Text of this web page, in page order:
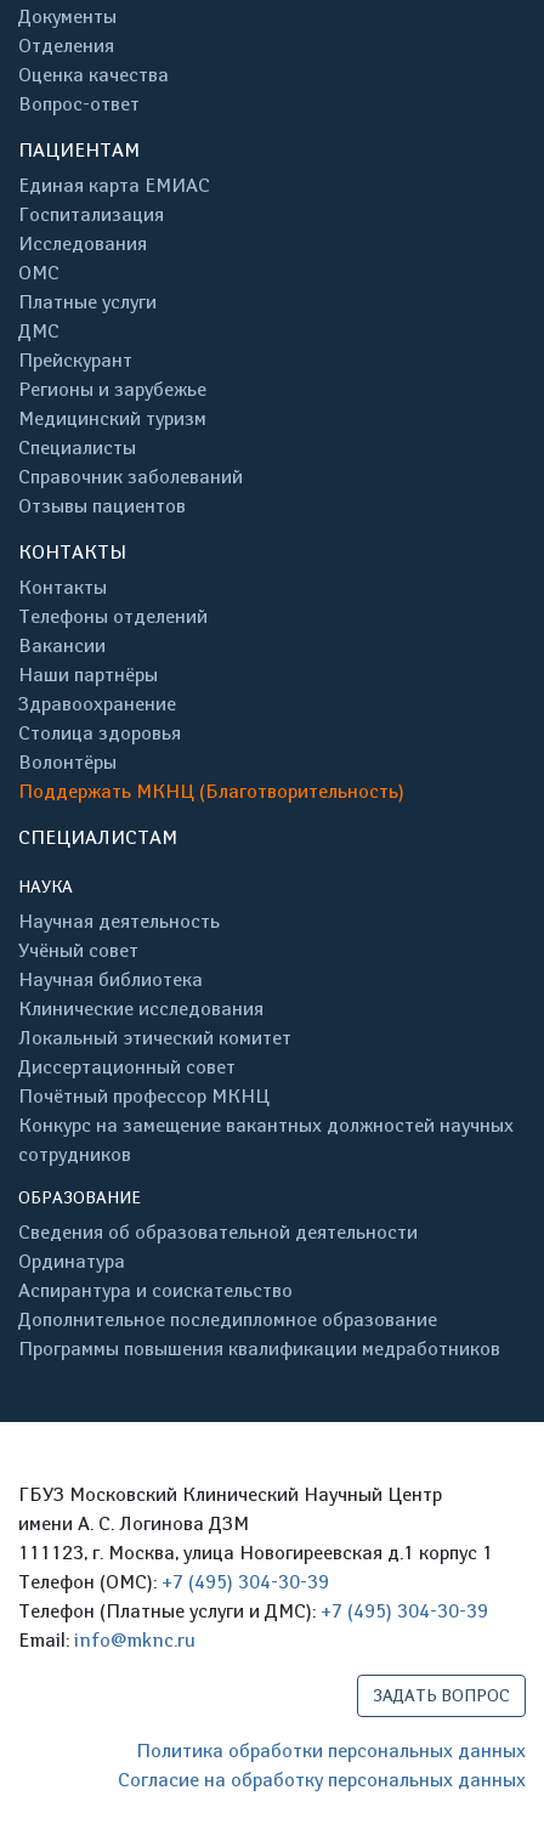
Документы
Отделения
Оценка качества
Вопрос-ответ
ПАЦИЕНТАМ
Единая карта ЕМИАС
Госпитализация
Исследования
ОМС
Платные услуги
ДМС
Прейскурант
Регионы и зарубежье
Медицинский туризм
Специалисты
Справочник заболеваний
Отзывы пациентов
КОНТАКТЫ
Контакты
Телефоны отделений
Вакансии
Наши партнёры
Здравоохранение
Столица здоровья
Волонтёры
Поддержать МКНЦ (Благотворительность)
СПЕЦИАЛИСТАМ
НАУКА
Научная деятельность
Учёный совет
Научная библиотека
Клинические исследования
Локальный этический комитет
Диссертационный совет
Почётный профессор МКНЦ
Конкурс на замещение вакантных должностей научных
сотрудников
ОБРАЗОВАНИЕ
Сведения об образовательной деятельности
Ординатура
Аспирантура и соискательство
Дополнительное последипломное образование
Программы повышения квалификации медработников
ГБУЗ Московский Клинический Научный Центр
имени А. С. Логинова ДЗМ
111123, г. Москва, улица Новогиреевская д.1 корпус 1
Телефон (ОМС): +7 (495) 304-30-39
Телефон (Платные услуги и ДМС): +7 (495) 304-30-39
Email: info@mknc.ru
ЗАДАТЬ ВОПРОС
Политика обработки персональных данных
Согласие на обработку персональных данных